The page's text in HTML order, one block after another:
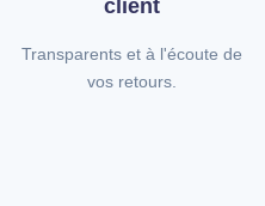
client
Transparents et à l'écoute de
vos retours.